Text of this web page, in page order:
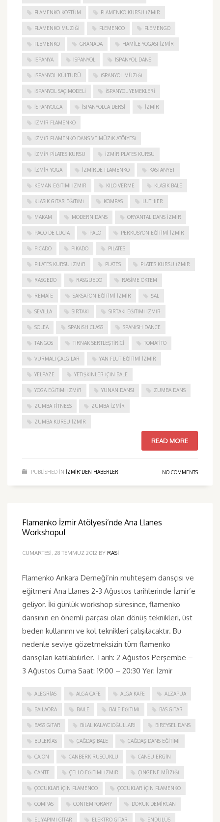
FLAMENKO KOSTÜM FLAMENKO KURSU İZMIR
FLAMENKO MÜZIĞI FLEMENCO FLEMENGO
FLEMENKO GRANADA HAMILE YOGASI İZMIR
ISPANYA İSPANYOL İSPANYOL DANSI
İSPANYOL KÜLTÜRÜ İSPANYOL MÜZIĞI
İSPANYOL SAÇ MODELI İSPANYOL YEMEKLERI
İSPANYOLCA İSPANYOLCA DERSI IZMIR
IZMIR FLAMENKO
İZMIR FLAMENKO DANS VE MÜZIK ATÖLYESI
İZMIR PILATES KURSU İZMIR PLATES KURSU
İZMIR YOGA IZMIRDE FLAMENKO KASTANYET
KEMAN EĞITIMI İZMIR KILO VERME KLASIK BALE
KLASIK GITAR EĞITIMI KOMPAS LUTHIER
MAKAM MODERN DANS ORYANTAL DANS İZMIR
PACO DE LUCIA PALO PERKÜSYON EĞITIMI İZMIR
PICADO PIKADO PILATES
PILATES KURSU İZMIR PLATES PLATES KURSU İZMIR
RASGEDO RASGUEDO RASIME ÖKTEM
REMATE SAKSAFON EĞITIMI İZMIR ŞAL
SEVILLA SIRTAKI SIRTAKI EĞITIMI İZMIR
SOLEA SPANISH CLASS SPANISH DANCE
TANGOS TIRNAK SERTLEŞTIRICI TOMATITO
VURMALI ÇALGILAR YAN FLÜT EĞITIMI İZMIR
YELPAZE YETIŞKINLER IÇIN BALE
YOGA EĞITIMI İZMIR YUNAN DANSI ZUMBA DANS
ZUMBA FITNESS ZUMBA İZMIR
ZUMBA KURSU İZMIR
READ MORE
PUBLISHED IN IZMIR'DEN HABERLER NO COMMENTS
Flamenko İzmir Atölyesi’nde Ana Llanes
Workshopu!
CUMARTESI, 28 TEMMUZ 2012 BY RASI
Flamenko Ankara Derneği’nin muhteşem dansçısı ve
eğitmeni Ana Llanes 2-3 Ağustos tarihlerinde İzmir’e
geliyor. İki günlük workshop süresince, flamenko
dansının en önemli parçası olan dönüş teknikleri, üst
beden kullanımı ve kol teknikleri çalışılacaktır. Bu
nedenle seviye gözetmeksizin tüm flamenko
dansçıları katılabilirler. Tarih: 2 Ağustos Perşembe –
3 Ağustos Cuma Saat: 19:00 – 20:30 Yer: İzmir
ALEGRIAS ALGA CAFE ALGA KAFE ALZAPUA
BAILAORA BAILE BALE EĞITIMI BAS GITAR
BASS GITAR BILAL KALAYCIOĞULLARI BIREYSEL DANS
BULERIAS ÇAĞDAŞ BALE ÇAĞDAŞ DANS EĞITIMI
CAJON CANBERK RUSCUKLU CANSU ERGIN
CANTE ÇELLO EĞITIMI İZMIR ÇINGENE MÜZIĞI
ÇOCUKLAR IÇIN FLAMENCO ÇOCUKLAR IÇIN FLAMENKO
COMPAS CONTEMPORARY DORUK DEMIRCAN
EL YAPIMI GITAR ELEKTRO GITAR ENDÜLÜS